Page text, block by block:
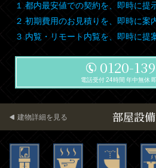
１.都内最安値での契約を、即時に提
２.初期費用のお見積りを、即時に案
３.内覧・リモート内覧を、即時に提
0120-
電話受付 24時間 年中無休
部屋設備
建物詳細を見る